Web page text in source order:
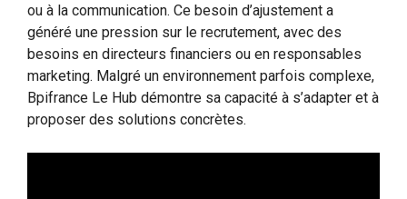
ou à la communication. Ce besoin d’ajustement a
généré une pression sur le recrutement, avec des
besoins en directeurs financiers ou en responsables
marketing. Malgré un environnement parfois complexe,
Bpifrance Le Hub démontre sa capacité à s’adapter et à
proposer des solutions concrètes.